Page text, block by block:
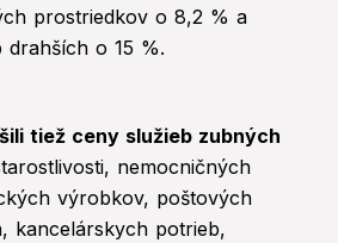
prostriedkov o 8,2 % a
o 15 %.
tiež ceny služieb zubných
nemocničných
výrobkov, poštových
kancelárskych potrieb,